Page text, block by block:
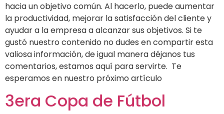
hacia un objetivo común. Al hacerlo, puede aumentar
la productividad, mejorar la satisfacción del cliente y
ayudar a la empresa a alcanzar sus objetivos. Si te
gustó nuestro contenido no dudes en compartir esta
valiosa información, de igual manera déjanos tus
comentarios, estamos aquí para servirte. Te
esperamos en nuestro próximo artículo
3era Copa de Fútbol